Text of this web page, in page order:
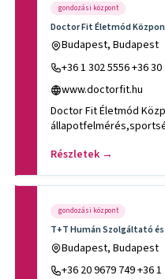
gondozási központ
Doctor Fit Életmód
Budapest, Budapest
+36 1 302 5556 +36
www.doctorfit.hu
Doctor Fit Életmód Központ
Részletek →
gondozási központ
T+T Humán Szolgáltató
Budapest, Budapest
+36 20 9679 749 +36